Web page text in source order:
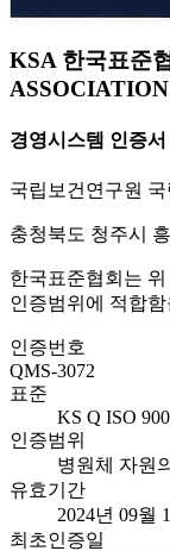
KSA 한국표준
ASSOCIATION
경영시스템 인증서
국립보건연구원
충청북도 청주시
한국표준협회는
인증범위에 적합
인증번호
QMS-3072
표준
KS Q ISO
인증범위
병원체 자원
유효기간
2024년 09월
최초인증일